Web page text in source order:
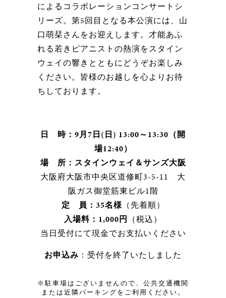
によるコラボレーションコンサートシ
リーズ。第5回目となる本公演には、山
口萌栞さんをお迎えします。才能あふ
れる若きピアニストの熱演をスタイン
ウェイの響きとともにどうぞお楽しみ
ください。皆様のお越しを心よりお待
ちしております。
日 時：9月7日(日) 13:00～13:30（開
場12:40）
場 所：スタインウェイ＆サンズ大阪
大阪府大阪市中央区道修町3-5-11 大
阪ガス御堂筋東ビル1階
定 員：35名様（先着順）
入場料：1,000円 （税込）
当日受付にて現金でお支払いください
お申込み ：受付を終了いたしました
※駐車場はございませんので、公共交通機関
または近隣パーキングをご利用ください。